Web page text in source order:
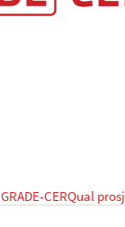
GRADE-CERQual